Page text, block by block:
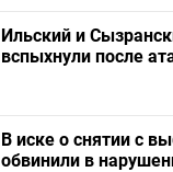
Ильский и
вспыхнули после
В иске о снятии с
обвинили в